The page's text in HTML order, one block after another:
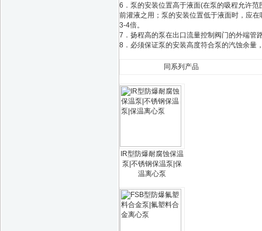
6．泵的安装位置高于液面(在泵的吸程允许
前灌液之用；泵的安装位置低于液面时，应
3-4倍。
7．扬程高的泵在出口流量控制阀门的外端管
8．必须保证泵的安装高度符合泵的汽蚀余量
同系列产品
IR型防爆耐腐蚀保温
泵|不锈钢保温泵|保
温离心泵